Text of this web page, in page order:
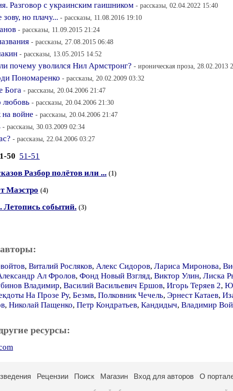
Разговор с украинским гаишником - рассказы, 02.04.2022 15:40
но плачу... - рассказы, 11.08.2016 19:10
- рассказы, 11.09.2015 21:24
- рассказы, 27.08.2015 06:48
- рассказы, 13.05.2015 14:52
почему уволился Нил Армстронг? - ироническая проза, 28.02.2013
Пономаренко - рассказы, 20.02.2009 03:32
Бога - рассказы, 20.04.2006 21:47
любовь - рассказы, 20.04.2006 21:30
войне - рассказы, 20.04.2006 21:47
- рассказы, 30.03.2009 02:34
- рассказы, 22.04.2006 03:27
1-50 51-51
Разбор полётов или ... (1)
Маэстро (4)
Летопись событий. (3)
, Виталий Росляков, Алекс Сидоров, Лариса Миронова,
Ал Фролов, Фонд Новый Взгляд, Виктор Улин, Лиска
Владимир, Василий Васильевич Ершов, Игорь Теряев 2,
На Прозе Ру, Безмв, Полковник Чечель, Эрнест Катаев,
, Николай Пащенко, Петр Кондратьев, Кандидыч, Владимир
ресурсы:
Рецензии Поиск Магазин Вход для авторов О